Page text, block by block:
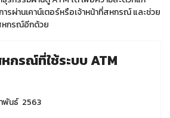
รผ่านเคาน์เตอร์หรือเจ้าหน้าที่สหกรณ์ และช่วย
หกรณ์อีกด้วย
กรณ์ที่ใช้ระบบ ATM
นธ์ 2563